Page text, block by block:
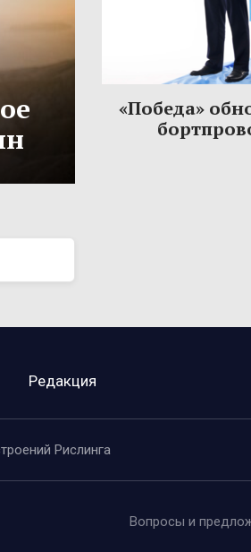
«Победа»
Редакция
Рислинга
Вопросы и